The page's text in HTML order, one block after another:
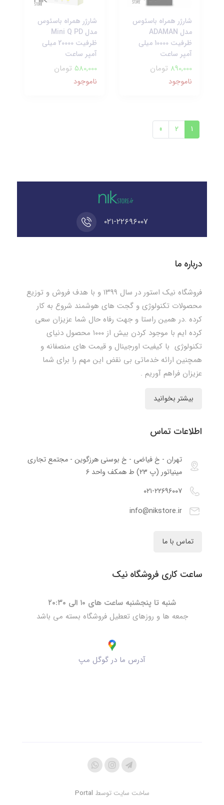
شارژر همراه باسئوس
مدل ADAMAN
ظرفیت 10000 میلی
آمپر ساعت
890,000 تومان
ناموجود
شارژر همراه باسئوس
مدل Mini Q PD
ظرفیت 20000 میلی
آمپر ساعت
580,000 تومان
ناموجود
1
2
»
۰۲۱-۲۲۶۹۶۰۰۷
درباره ما
فروشگاه نیک استور در سال ۱۳۹۹ و با هدف فروش و توزیع
محصولات تکنولوژی و گجت های هوشمند شروع به کار
کرده .در همین راستا و جهت رفاه حال شما عزیزان سعی
کرده ایم با موجود کردن بیش از ۱۰۰۰ محصول دنیای
تکنولوژی با کیفیت اورجینال و قیمت های منصفانه و
همچنین ارائه خدماتی بی نقض این مهم را برای شما
عزیزان فراهم آوریم .
بیشتر بخوانید
اطلاعات تماس
تهران - خ فیاضی - خ بوسنی هرزگوین - مجتمع تجاری
مینیاتور (پ ۲۳) ط همکف واحد ۶
۰۲۱-۲۲۶۹۶۰۰۷
info@nikstore.ir
تماس با ما
ساعت کاری فروشگاه نیک
شنبه تا پنجشنبه ساعت های ۱۰ الی ۲۰:۳۰
جمعه ها و روزهای تعطیل فروشگاه بسته می باشد
آدرس ما در گوگل مپ
ساخت سایت توسط Portal